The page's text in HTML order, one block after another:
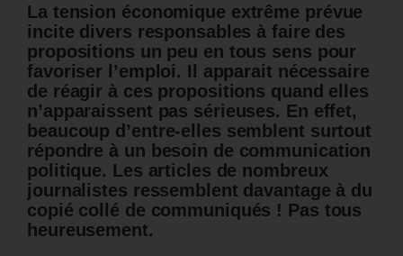
La tension économique extrême prévue
incite divers responsables à faire des
propositions un peu en tous sens pour
favoriser l’emploi. Il apparait nécessaire
de réagir à ces propositions quand elles
n’apparaissent pas sérieuses. En effet,
beaucoup d’entre-elles semblent surtout
répondre à un besoin de communication
politique. Les articles de nombreux
journalistes ressemblent davantage à du
copié collé de communiqués ! Pas tous
heureusement.